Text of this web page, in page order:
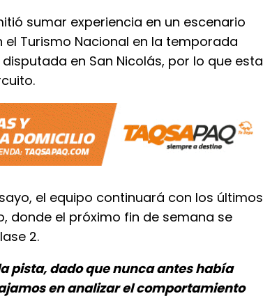
sumar experiencia en un escenario
Turismo Nacional en la temporada
en San Nicolás, por lo que esta
el equipo continuará con los últimos
donde el próximo fin de semana se
2.
pista, dado que nunca antes había
en analizar el comportamiento